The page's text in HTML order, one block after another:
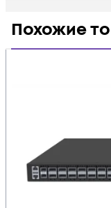
Похожие